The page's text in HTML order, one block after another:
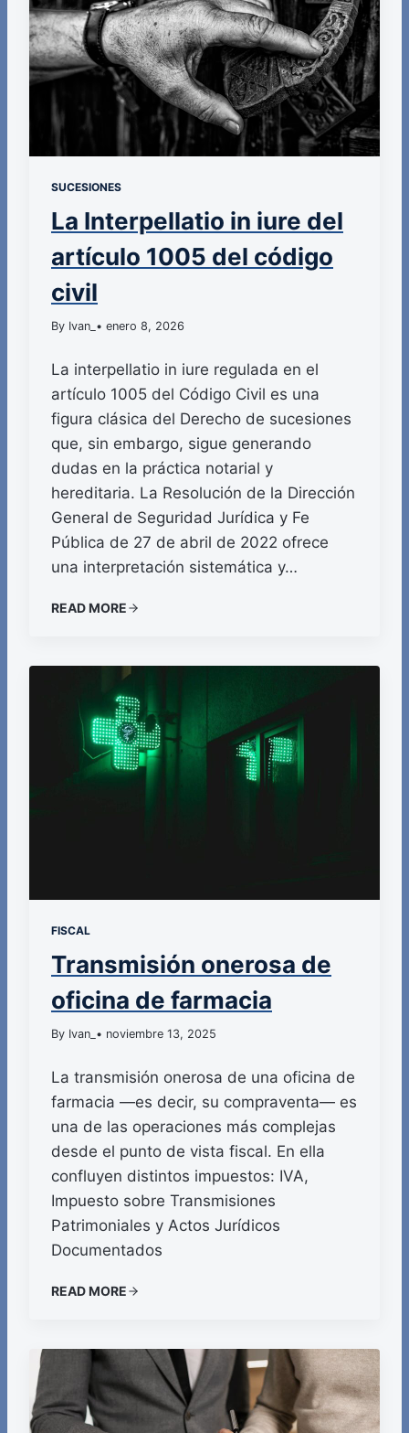
SUCESIONES
La Interpellatio in iure del
artículo 1005 del código
civil
By Ivan_ • enero 8, 2026
La interpellatio in iure regulada en el
artículo 1005 del Código Civil es una
figura clásica del Derecho de sucesiones
que, sin embargo, sigue generando
dudas en la práctica notarial y
hereditaria. La Resolución de la Dirección
General de Seguridad Jurídica y Fe
Pública de 27 de abril de 2022 ofrece
una interpretación sistemática y…
READ MORE
FISCAL
Transmisión onerosa de
oficina de farmacia
By Ivan_ • noviembre 13, 2025
La transmisión onerosa de una oficina de
farmacia —es decir, su compraventa— es
una de las operaciones más complejas
desde el punto de vista fiscal. En ella
confluyen distintos impuestos: IVA,
Impuesto sobre Transmisiones
Patrimoniales y Actos Jurídicos
Documentados
READ MORE